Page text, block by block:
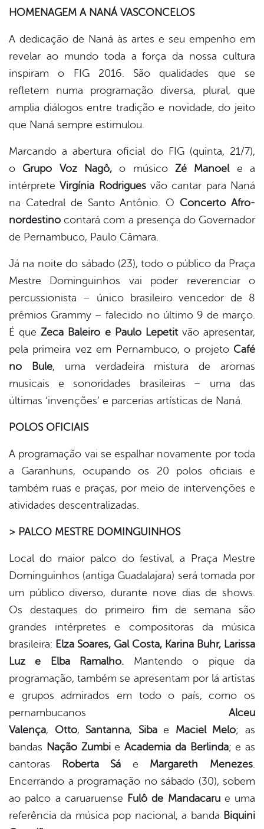
HOMENAGEM A NANÁ VASCONCELOS
A dedicação de Naná às artes e seu empenho em
revelar ao mundo toda a força da nossa cultura
inspiram o FIG 2016. São qualidades que se
refletem numa programação diversa, plural, que
amplia diálogos entre tradição e novidade, do jeito
que Naná sempre estimulou.
Marcando a abertura oficial do FIG (quinta, 21/7),
o Grupo Voz Nagô,o músicoZé Manoel e a
intérprete Virgínia Rodriguesvão cantar para Naná
na Catedral de Santo Antônio. O Concerto Afro-
nordestino contará com a presença do Governador
de Pernambuco, Paulo Câmara.
Já na noite do sábado (23), todo o público da Praça
Mestre Dominguinhos vai poder reverenciar o
percussionista – único brasileiro vencedor de 8
prêmios Grammy – falecido no último 9 de março.
É queZeca Baleiro e Paulo Lepetitvão apresentar,
pela primeira vez em Pernambuco, o projeto Café
no Bule, uma verdadeira mistura de aromas
musicais e sonoridades brasileiras – uma das
últimas ‘invenções’ e parcerias artísticas de Naná.
POLOS OFICIAIS
A programação vai se espalhar novamente por toda
a Garanhuns, ocupando os 20 polos oficiais e
também ruas e praças, por meio de intervenções e
atividades descentralizadas.
> PALCO MESTRE DOMINGUINHOS
Local do maior palco do festival, a Praça Mestre
Dominguinhos (antiga Guadalajara) será tomada por
um público diverso, durante nove dias de shows.
Os destaques do primeiro fim de semana são
grandes intérpretes e compositoras da música
brasileira: Elza Soares, Gal Costa, Karina Buhr, Larissa
Luz e Elba Ramalho. Mantendo o pique da
programação, também se apresentam por lá artistas
e grupos admirados em todo o país, como os
pernambucanos Alceu
Valença, Otto, Santanna, Sibae Maciel Melo; as
bandas Nação Zumbie Academia da Berlinda; e as
cantoras Roberta Sá e Margareth Menezes.
Encerrando a programação no sábado (30), sobem
ao palco a caruaruense Fulô de Mandacarue uma
referência da música pop nacional, a banda Biquini